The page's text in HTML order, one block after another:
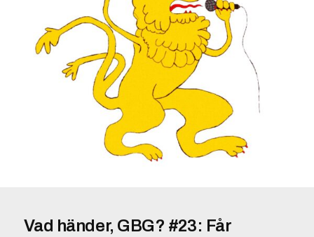
Vad händer, GBG? #23: Får